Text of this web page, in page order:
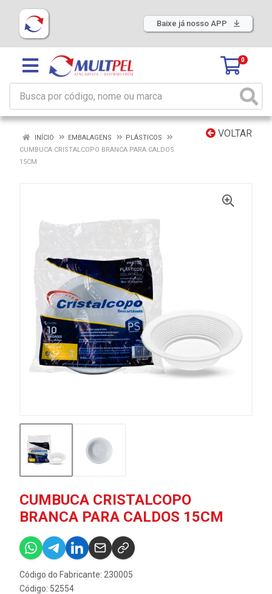
Baixe já nosso APP
0
VOLTAR
INÍCIO EMBALAGENS
PLÁSTICOS
CUMBUCA CRISTALCOPO BRANCA PARA CALDOS
15CM
CUMBUCA CRISTALCOPO
BRANCA PARA CALDOS 15CM
Código do Fabricante: 230005
Código: 52554